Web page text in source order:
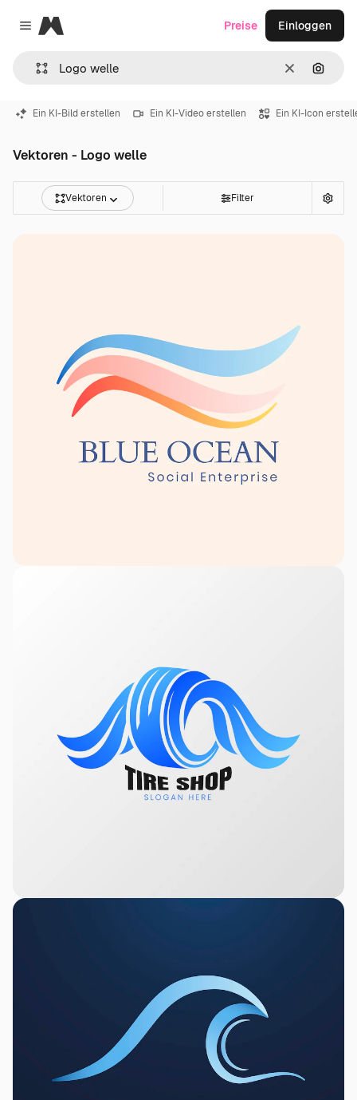
Close menu
Magnific
LöschenNach
Preise Einloggen
Ein KI-Bild erstellen Ein KI-Video erstellen Ein KI-Icon
Vektoren - Logo welle
Vektoren Filter